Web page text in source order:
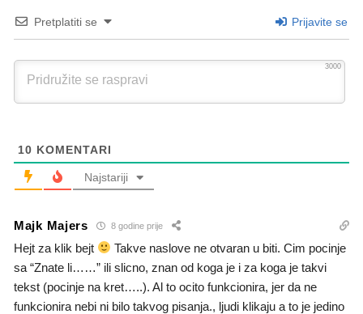
Pretplatiti se Prijavite se
3000
10 KOMENTARI
Najstariji
Majk Majers 8 godine prije
Hejt za klik bejt
Takve naslove ne otvaran u biti. Cim pocinje
sa “Znate li……” ili slicno, znan od koga je i za koga je takvi
tekst (pocinje na kret…..). Al to ocito funkcionira, jer da ne
funkcionira nebi ni bilo takvog pisanja., ljudi klikaju a to je jedino